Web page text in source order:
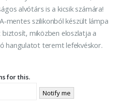
alvótárs is a kicsik számára!
mentes szilikonból készült lámpa
miközben eloszlatja a
hangulatot teremt lefekvéskor.
for this.
Notify me